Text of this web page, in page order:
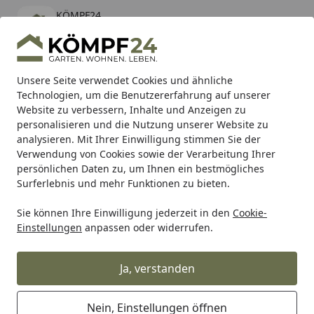
Unsere Seite verwendet Cookies und ähnliche
Technologien, um die Benutzererfahrung auf unserer
Website zu verbessern, Inhalte und Anzeigen zu
personalisieren und die Nutzung unserer Website zu
analysieren. Mit Ihrer Einwilligung stimmen Sie der
Verwendung von Cookies sowie der Verarbeitung Ihrer
persönlichen Daten zu, um Ihnen ein bestmögliches
Surferlebnis und mehr Funktionen zu bieten.
Sie können Ihre Einwilligung jederzeit in den Cookie-
Einstellungen anpassen oder widerrufen.
Ja, verstanden
Nein, Einstellungen öffnen
KÖMPF24
kostenlos - Im App Store
Hotline
Alle Produkte
Mein Konto
Suchen
Karibu Pools inkl. gratis Sandfilteranlage & Pool-
Starterset (Gesamtwert bis 468,99€)
Startseite
Grill Weber SIDE BURNER 50 MBAR 3B GENESIS II 20
Weber SIDE BURNER 50 MBAR 3B
GENESIS II 20 (69343)